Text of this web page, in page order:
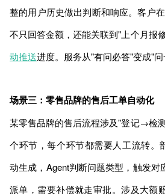
整的用户历史做出判断和响应。客户
不只回答金额，还能关联到"上个月报
动推送进度。服务从"有问必答"变成"问
场景三：零售品牌的售后工单自动化
某零售品牌的售后流程涉及"登记→
个环节，每个环节都需要人工流转。
动生成，Agent判断问题类型，触发
派单，需要补偿就走审批。涉及大额